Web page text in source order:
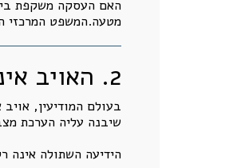
האם העסקה משקפת
מטעה.המשפט המרכזי
2. האויב אינו שותל מידע רק כדי לשקר. הוא שותל מידע כדי לטמון מלכודת
בעולם המודיעין,
שיבנה עליה הערכת
הידיעה השתולה אינה